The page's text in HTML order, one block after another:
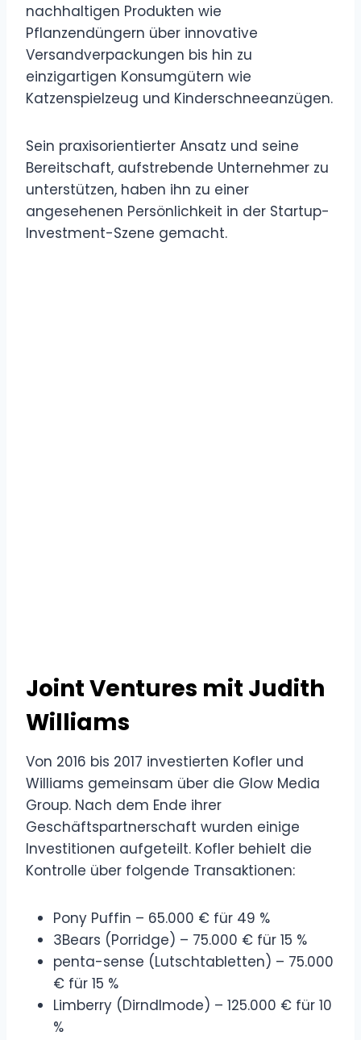
nachhaltigen Produkten wie
Pflanzendüngern über innovative
Versandverpackungen bis hin zu
einzigartigen Konsumgütern wie
Katzenspielzeug und Kinderschneeanzügen.
Sein praxisorientierter Ansatz und seine
Bereitschaft, aufstrebende Unternehmer zu
unterstützen, haben ihn zu einer
angesehenen Persönlichkeit in der Startup-
Investment-Szene gemacht.
Joint Ventures mit Judith
Williams
Von 2016 bis 2017 investierten Kofler und
Williams gemeinsam über die Glow Media
Group. Nach dem Ende ihrer
Geschäftspartnerschaft wurden einige
Investitionen aufgeteilt. Kofler behielt die
Kontrolle über folgende Transaktionen:
Pony Puffin – 65.000 € für 49 %
3Bears (Porridge) – 75.000 € für 15 %
penta-sense (Lutschtabletten) – 75.000
€ für 15 %
Limberry (Dirndlmode) – 125.000 € für 10
%